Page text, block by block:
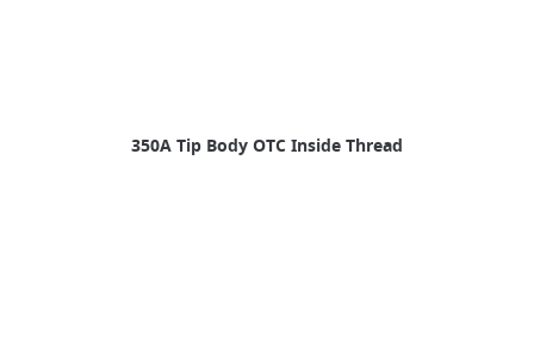
350A Tip Body OTC Inside Thread